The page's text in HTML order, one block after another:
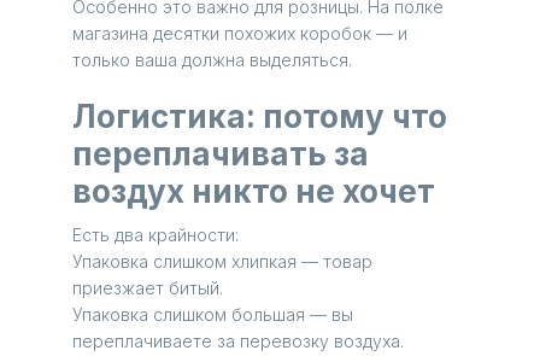
Особенно это важно для розницы. На полке
магазина десятки похожих коробок — и
только ваша должна выделяться.
Логистика: потому что
переплачивать за
воздух никто не хочет
Есть два крайности:
Упаковка слишком хлипкая — товар
приезжает битый.
Упаковка слишком большая — вы
переплачиваете за перевозку воздуха.